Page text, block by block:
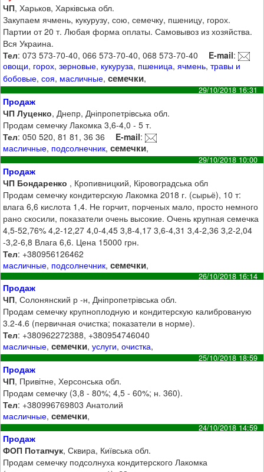
ЧП, Харьков, Харківська обл.
Закупаем ячмень, кукурузу, сою, семечку, пшеницу, горох.
Партии от 20 т. Любая форма оплаты. Самовывоз из хозяйства.
Вся Украина.
Тел: 073 573-70-40, 066 573-70-40, 068 573-70-40 E-mail:
овощи, горох,зерновые, кукуруза, пшеница,ячмень,травы и
бобовые,соя, масличные,семечки,
29/10/2018 16:31
Продаж
ЧП Луценко, Днепр, Дніпропетрівська обл.
Продам семечку Лакомка 3,6-4,0 - 5 т.
Тел: 050 520, 81 81, 36 36 E-mail:
масличные, подсолнечник,семечки,
29/10/2018 10:00
Продаж
ЧП Бондаренко , Кропивницкий, Кіровоградська обл
Продам семечку кондитерскую Лакомка 2018 г. (сырьё), 10 т:
влага 6,6 кислота 1,4. Не горчит, порченых мало, просто немного
рано скосили, показатели очень высокие. Очень крупная семечка
4,5-52,76% 4,2-12,27 4,0-4,45 3,8-4,17 3,6-4,31 3,4-2,36 3,2-2,04
-3,2-6,8 Влага 6,6. Цена 15000 грн.
Тел: +380956126462
масличные, подсолнечник,семечки,
26/10/2018 16:14
Продаж
ЧП, Солонянский р -н, Дніпропетрівська обл.
Продам семечку крупноплодную и кондитерскую калиброваную
3.2-4.6 (первичная очистка; показатели в норме).
Тел: +380962272388, +380954746040
масличные,семечки,услуги,очистка,
25/10/2018 18:59
Продаж
ЧП, Привітне, Херсонська обл.
Продам семечку (3,8 - 80%; 4,5 - 60%; н. 360).
Тел: +380996769803 Анатолий
масличные,семечки,
24/10/2018 14:59
Продаж
ФОП Потапчук, Сквира, Київська обл.
Продам семечку подсолнуха кондитерского Лакомка